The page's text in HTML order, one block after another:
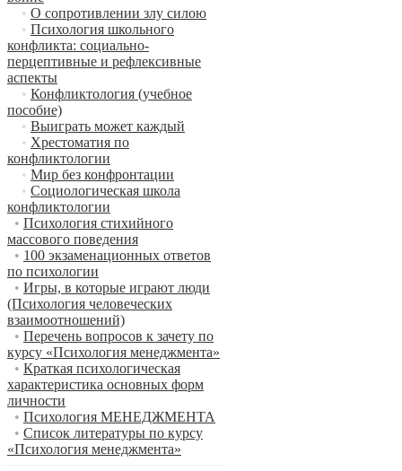
• О сопротивлении злу силою
• Психология школьного
конфликта: социально-
перцептивные и рефлексивные
аспекты
• Конфликтология (учебное
пособие)
• Выиграть может каждый
• Хрестоматия по
конфликтологии
• Мир без конфронтации
• Социологическая школа
конфликтологии
• Психология стихийного
массового поведения
• 100 экзаменационных ответов
по психологии
• Игры, в которые играют люди
(Психология человеческих
взаимоотношений)
• Перечень вопросов к зачету по
курсу «Психология менеджмента»
• Краткая психологическая
характеристика основных форм
личности
• Психология МЕНЕДЖМЕНТА
• Список литературы по курсу
«Психология менеджмента»